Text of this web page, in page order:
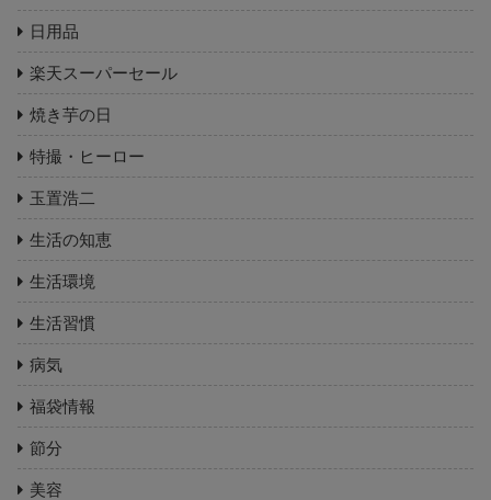
日用品
楽天スーパーセール
焼き芋の日
特撮・ヒーロー
玉置浩二
生活の知恵
生活環境
生活習慣
病気
福袋情報
節分
美容